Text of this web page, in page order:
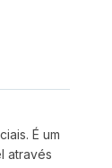
É um
através